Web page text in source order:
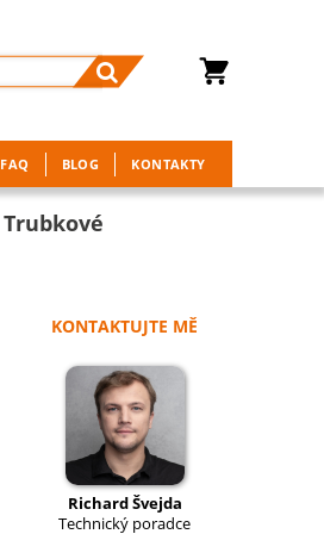
FAQ BLOG KONTAKTY
Trubkové
KONTAKTUJTE MĚ
Richard Švejda
Technický poradce